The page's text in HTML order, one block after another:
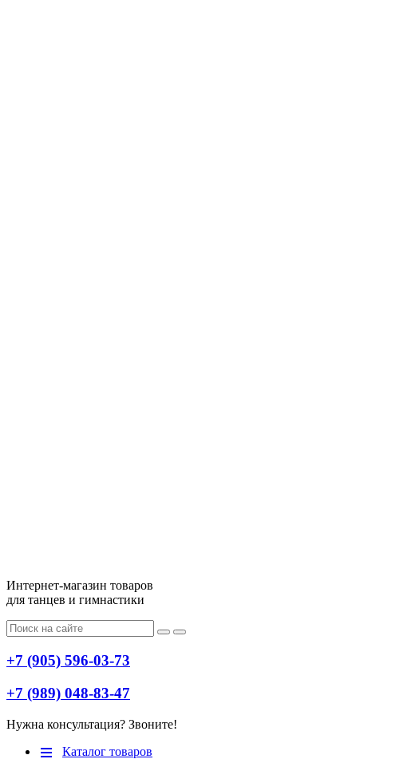
Интернет-магазин товаров
для танцев и гимнастики
+7 (905) 596-03-73
+7 (989) 048-83-47
Нужна консультация? Звоните!
Меню
Каталог товаров